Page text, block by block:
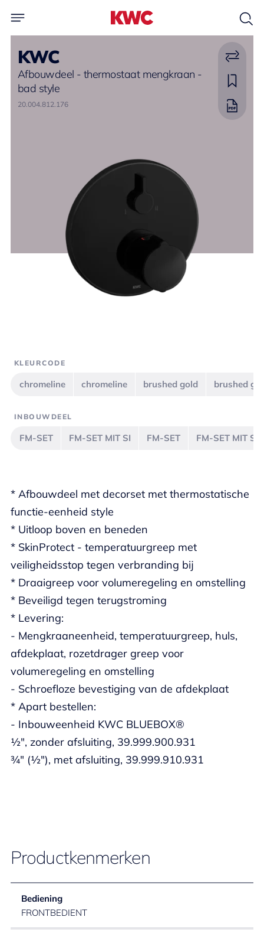
KWC
Afbouwdeel - thermostaat mengkraan -
bad style
20.004.812.176
* Afbouwdeel met decorset met thermostatische
functie-eenheid style
* Uitloop boven en beneden
* SkinProtect - temperatuurgreep met
veiligheidsstop tegen verbranding bij
* Draaigreep voor volumeregeling en omstelling
* Beveiligd tegen terugstroming
* Levering:
- Mengkraaneenheid, temperatuurgreep, huls,
afdekplaat, rozetdrager greep voor
volumeregeling en omstelling
- Schroefloze bevestiging van de afdekplaat
* Apart bestellen:
- Inbouweenheid KWC BLUEBOX®
½", zonder afsluiting, 39.999.900.931
¾" (½"), met afsluiting, 39.999.910.931
KLEURCODE
chromeline chromeline brushed gold brushed
INBOUWDEEL
FM-SET FM-SET MIT SI FM-SET FM-SET MIT SI
Productkenmerken
Bediening
FRONTBEDIENT